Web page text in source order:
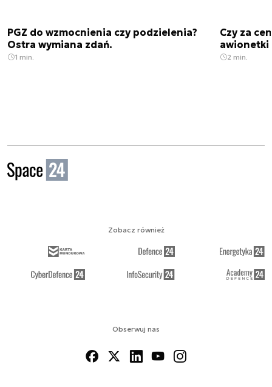
PGZ do wzmocnienia czy podzielenia?
Ostra wymiana zdań.
1 min.
Czy za
awionetki
2 min.
Obserwuj nas
Zobacz również